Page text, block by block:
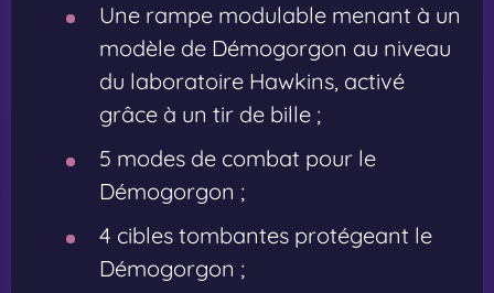
Une rampe modulable menant à un
modèle de Démogorgon au niveau
du laboratoire Hawkins, activé
grâce à un tir de bille ;
5 modes de combat pour le
Démogorgon ;
4 cibles tombantes protégeant le
Démogorgon ;